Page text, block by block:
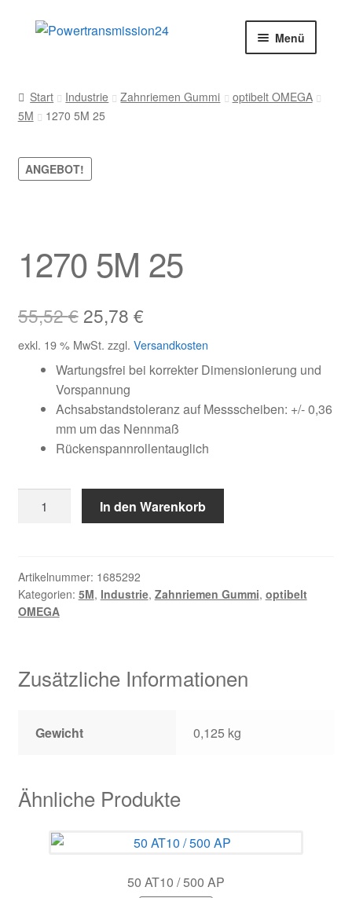
Zur
Zum
Menü
AGB
Blog
Kasse
Kontakt
Kundeninformationen
Mein Konto
Shop
Versandarten
Wiederruf
Zahlungsarten
Start Industrie Zahnriemen Gummi
optibelt OMEGA
5M
1270 5M 25
ANGEBOT!
1270 5M 25
55,52€ Ursprünglicher
Preis
war:
55,52 €
25,78 €Aktueller
Preis
ist:
25,78 €.
exkl. 19 % MwSt. zzgl. Versandkosten
Wartungsfrei bei korrekter Dimensionierung und
Vorspannung
Achsabstandstoleranz auf Messscheiben: +/- 0,36
mm um das Nennmaß
Rückenspannrollentauglich
In den Warenkorb
Artikelnummer: 1685292
Kategorien: 5M, Industrie, Zahnriemen Gummi, optibelt
OMEGA
Zusätzliche Informationen
Gewicht 0,125 kg
Ähnliche Produkte
50 AT10 / 500 AP